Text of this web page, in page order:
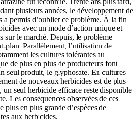
plusieurs années, le développement de
a permis d’oublier ce problème. À la fin
avec un mode d’action unique et
sur le marché. Depuis, le problème
plan. Parallèlement, l’utilisation de
les cultures tolérantes au
de plus en plus de producteurs font
seul produit, le glyphosate. En cultures
de nouveaux herbicides est de plus
un seul herbicide efficace reste disponible
Les conséquences observées de ces
plus en plus grande d’espèces de
aux herbicides.